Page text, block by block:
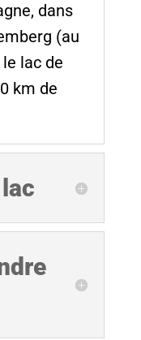
dans
(au
lac de
km de